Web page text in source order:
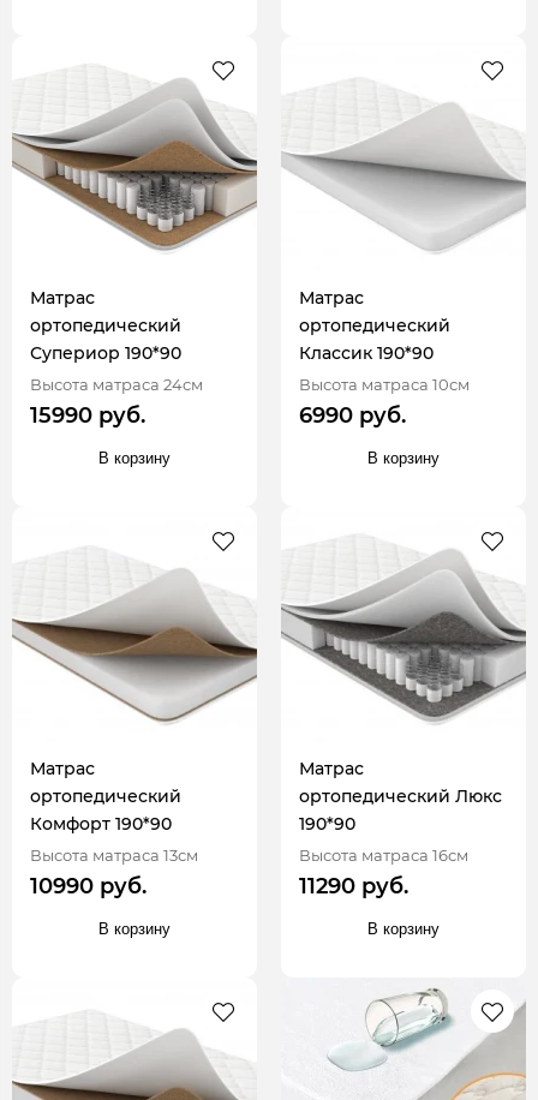
Матрас
ортопедический
Супериор 190*90
Высота матраса 24см
15990 руб.
В корзину
Матрас
ортопедический
Классик 190*90
Высота матраса 10см
6990 руб.
В корзину
Матрас
ортопедический
Комфорт 190*90
Высота матраса 13см
10990 руб.
В корзину
Матрас
ортопедический Люкс
190*90
Высота матраса 16см
11290 руб.
В корзину